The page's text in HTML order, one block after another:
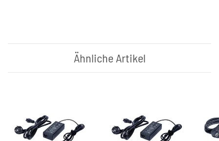
Ähnliche Artikel